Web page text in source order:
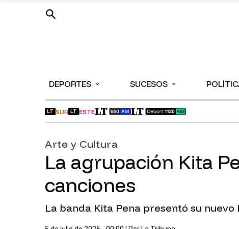
DEPORTES ⌄ SUCESOS ⌄
LT SUR LT ESTE
Arte y Cultura
La agrupación Kita
canciones
La banda Kita Pena presentó su